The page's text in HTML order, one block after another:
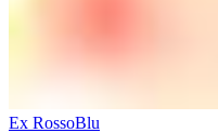
Ex RossoBlu